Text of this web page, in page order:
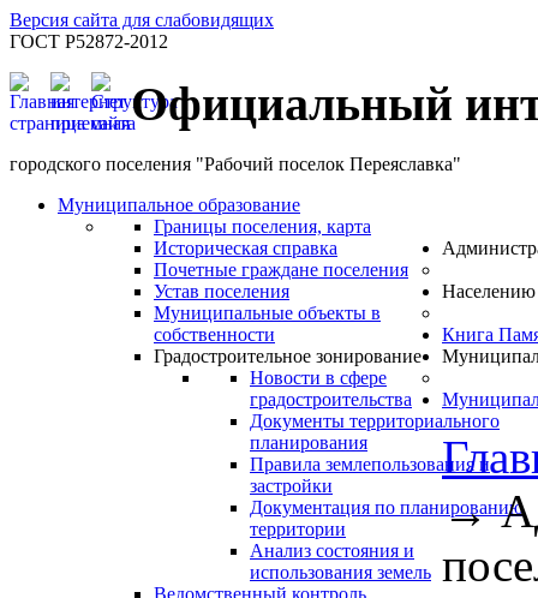
Версия сайта для слабовидящих
ГОСТ Р52872-2012
Официальный
городского поселения "Рабочий поселок Переяславка"
Муниципальное образование
Границы поселения, карта
Историческая справка
Почетные граждане поселения
Устав поселения
Муниципальные объекты в
собственности
Градостроительное зонирование
Новости в сфере
градостроительства
Документы территориального
планирования
Правила землепользования и
застройки
Документация по планированию
территории
Анализ состояния и
использования земель
Населению
Книга
→